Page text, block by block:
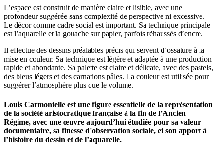
L’espace est construit de manière claire et lisible, avec une
profondeur suggérée sans complexité de perspective ni excessive.
Le décor comme cadre social est important. Sa technique principale
est l’aquarelle et la gouache sur papier, parfois réhaussés d’encre.
Il effectue des dessins préalables précis qui servent d’ossature à la
mise en couleur. Sa technique est légère et adaptée à une production
rapide et abondante. Sa palette est claire et délicate, avec des pastels,
des bleus légers et des carnations pâles. La couleur est utilisée pour
suggérer l’atmosphère plus que le volume.
Louis Carmontelle est une figure essentielle de la représentation
de la société aristocratique française à la fin de l’Ancien
Régime, avec une œuvre aujourd’hui étudiée pour sa valeur
documentaire, sa finesse d’observation sociale, et son apport à
l’histoire du dessin et de l’aquarelle.